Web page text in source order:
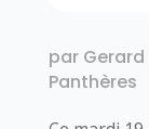
par Gerard
Panthères